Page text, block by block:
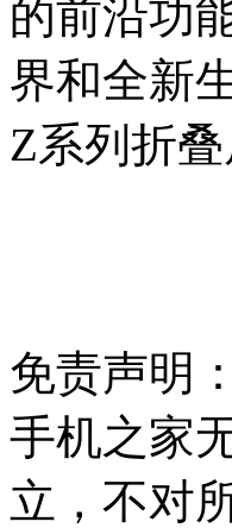
的前沿功
界和全新
Z系列折
免责声明
手机之家
立，不对